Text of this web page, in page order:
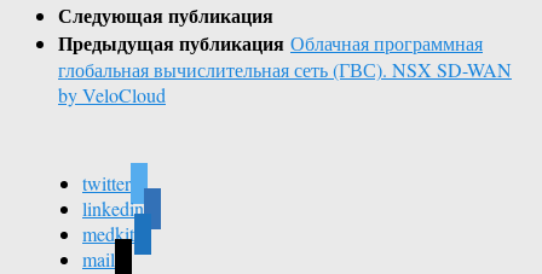
Следующая публикация
Предыдущая публикация Облачная программная
глобальная вычислительная сеть (ГВС). NSX SD-WAN
by VeloCloud
twitter
linkedin
medkit
mail